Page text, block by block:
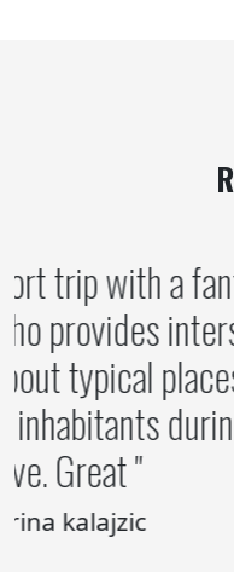
short
Jurica who
about
of the
drive.
marina